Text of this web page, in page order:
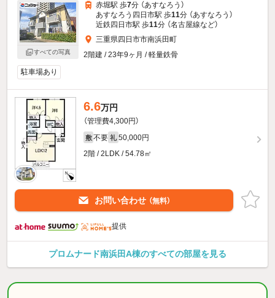
すべての写真
赤堀駅 歩7分 （あすなろう）
あすなろう四日市駅 歩11分 （あすなろう）
近鉄四日市駅 歩11分 （名古屋線など）
三重県四日市市南浜田町
2階建 / 23年9ヶ月 / 軽量鉄骨
駐車場あり
6.6万円
（管理費4,300円）
敷 不要 礼 50,000円
2階 / 2LDK / 54.78㎡
お問い合わせ （無料）
提供
プロムナード南浜田A棟のすべての部屋を見る